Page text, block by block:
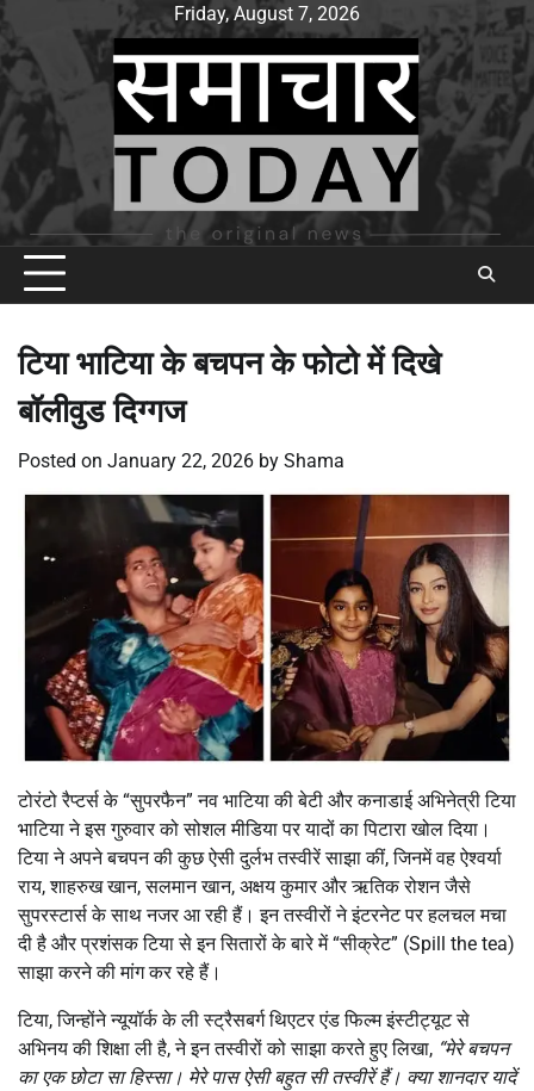
Skip
to
content
Friday, August 7, 2026
टिया भाटिया के बचपन के फोटो में दिखे
बॉलीवुड दिग्गज
Posted on January 22, 2026 by Shama
टोरंटो रैप्टर्स के “सुपरफैन” नव भाटिया की बेटी और कनाडाई अभिनेत्री टिया
भाटिया ने इस गुरुवार को सोशल मीडिया पर यादों का पिटारा खोल दिया।
टिया ने अपने बचपन की कुछ ऐसी दुर्लभ तस्वीरें साझा कीं, जिनमें वह ऐश्वर्या
राय, शाहरुख खान, सलमान खान, अक्षय कुमार और ऋतिक रोशन जैसे
सुपरस्टार्स के साथ नजर आ रही हैं। इन तस्वीरों ने इंटरनेट पर हलचल मचा
दी है और प्रशंसक टिया से इन सितारों के बारे में “सीक्रेट” (Spill the tea)
साझा करने की मांग कर रहे हैं।
टिया, जिन्होंने न्यूयॉर्क के ली स्ट्रैसबर्ग थिएटर एंड फिल्म इंस्टीट्यूट से
अभिनय की शिक्षा ली है, ने इन तस्वीरों को साझा करते हुए लिखा, “मेरे बचपन
का एक छोटा सा हिस्सा। मेरे पास ऐसी बहुत सी तस्वीरें हैं। क्या शानदार यादें